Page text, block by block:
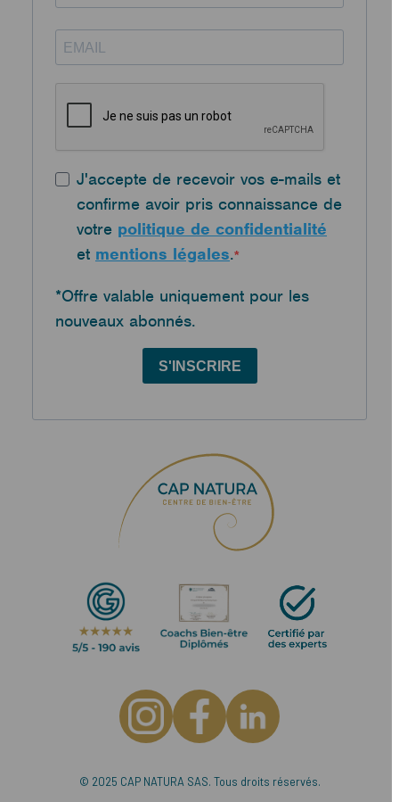
J'accepte de recevoir vos e-mails et
confirme avoir pris connaissance de
votre politique de confidentialité
et mentions légales.
*Offre valable uniquement pour les
nouveaux abonnés.
S'INSCRIRE
© 2025 CAP NATURA SAS. Tous droits réservés.